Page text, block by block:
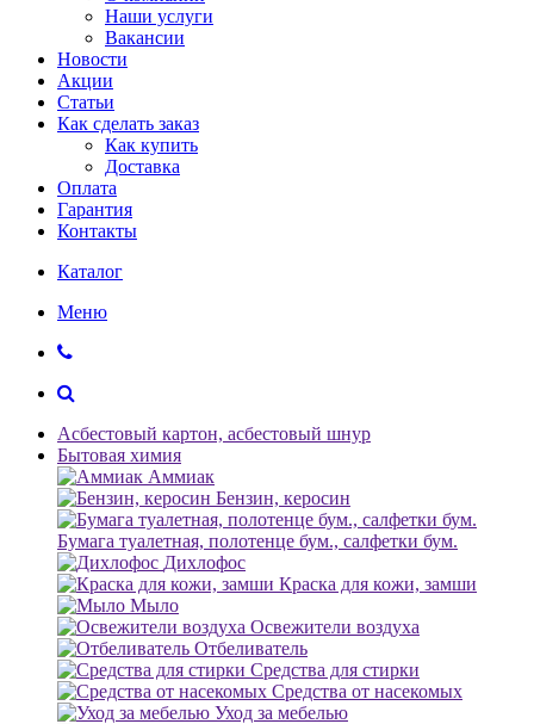
Наши услуги
Вакансии
Новости
Акции
Статьи
Как сделать заказ
Как купить
Доставка
Оплата
Гарантия
Контакты
Каталог
Меню
Асбестовый картон, асбестовый шнур
Бытовая химия
Аммиак
Бензин, керосин
Бумага туалетная, полотенце бум., салфетки бум.
Дихлофос
Краска для кожи, замши
Мыло
Освежители воздуха
Отбеливатель
Средства для стирки
Средства от насекомых
Уход за мебелью